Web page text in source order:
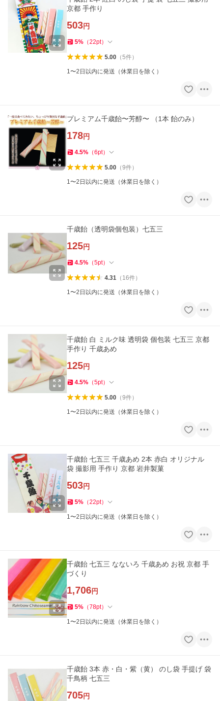
京都 手作り
503円
5% （22pt）
5.00（5件）
1〜2日以内に発送（休業日を除く）
プレミアム千歳飴〜芳醇〜 （1本 飴のみ）
178円
4.5% （6pt）
5.00（9件）
1〜2日以内に発送（休業日を除く）
千歳飴（透明袋個包装）七五三
125円
4.5% （5pt）
4.31 （ 16件）
1〜2日以内に発送（休業日を除く）
千歳飴 白 ミルク味 透明袋 個包装 七五三 京都
手作り 千歳あめ
125円
4.5% （5pt）
5.00（9件）
1〜2日以内に発送（休業日を除く）
千歳飴 七五三 千歳あめ 2本 赤白 オリジナル
袋 撮影用 手作り 京都 岩井製菓
503円
5% （22pt）
1〜2日以内に発送（休業日を除く）
千歳飴 七五三 なないろ 千歳あめ お祝 京都 手
づくり
1,706円
5% （78pt）
1〜2日以内に発送（休業日を除く）
千歳飴 3本 赤・白・紫（黄） のし袋 手提げ 袋
千鳥柄 七五三
705円